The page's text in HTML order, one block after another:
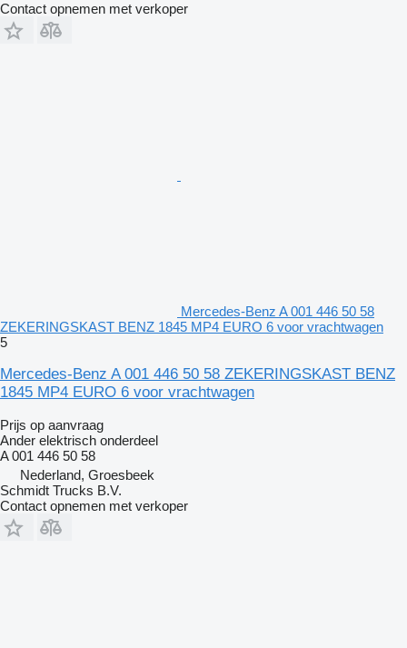
Contact opnemen met verkoper
Mercedes-Benz A 001 446 50 58
ZEKERINGSKAST BENZ 1845 MP4 EURO 6 voor vrachtwagen
5
Mercedes-Benz A 001 446 50 58 ZEKERINGSKAST BENZ
1845 MP4 EURO 6 voor vrachtwagen
Prijs op aanvraag
Ander elektrisch onderdeel
A 001 446 50 58
Nederland, Groesbeek
Schmidt Trucks B.V.
Contact opnemen met verkoper